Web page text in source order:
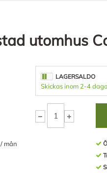
utomhus
mån
LAGERSALDO
Skickas inom 2-4